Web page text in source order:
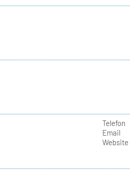
Telefon
Email
Website